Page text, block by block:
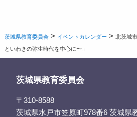
茨城県教育委員会 > イベントカレンダー >北茨城
といわきの弥生時代を中心に〜」
茨城県教育委員会
〒310-8588
茨城県水戸市笠原町978番6 茨城県